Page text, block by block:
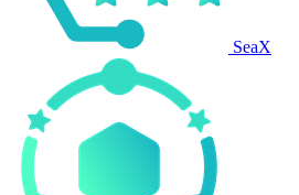
SeaX